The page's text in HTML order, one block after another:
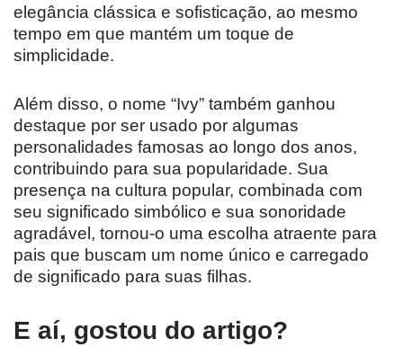
elegância clássica e sofisticação, ao mesmo
tempo em que mantém um toque de
simplicidade.
Além disso, o nome “Ivy” também ganhou
destaque por ser usado por algumas
personalidades famosas ao longo dos anos,
contribuindo para sua popularidade. Sua
presença na cultura popular, combinada com
seu significado simbólico e sua sonoridade
agradável, tornou-o uma escolha atraente para
pais que buscam um nome único e carregado
de significado para suas filhas.
E aí, gostou do artigo?